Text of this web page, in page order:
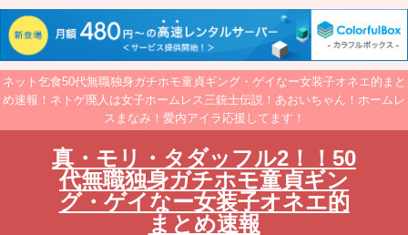
ネット乞食50代無職独身ガチホモ童貞ギング・ゲイなー女装子オネエ的まと
め速報！ネトゲ廃人は女子ホームレス三銃士伝説！あおいちゃん！ホームレ
スまなみ！愛内アイラ応援してます！
真・モリ・タダッフル2！！50
代無職独身ガチホモ童貞ギン
グ・ゲイなー女装子オネエ的
まとめ速報